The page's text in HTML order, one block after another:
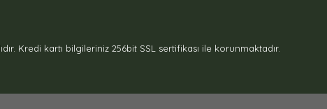
Kredi kartı bilgileriniz 256bit SSL sertifikası ile korunmaktadır.